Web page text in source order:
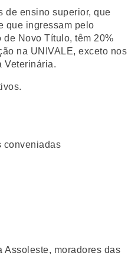
de ensino superior, que
que ingressam pelo
de Novo Título, têm 20%
na UNIVALE, exceto nos
Veterinária.
conveniadas
Assoleste, moradores das